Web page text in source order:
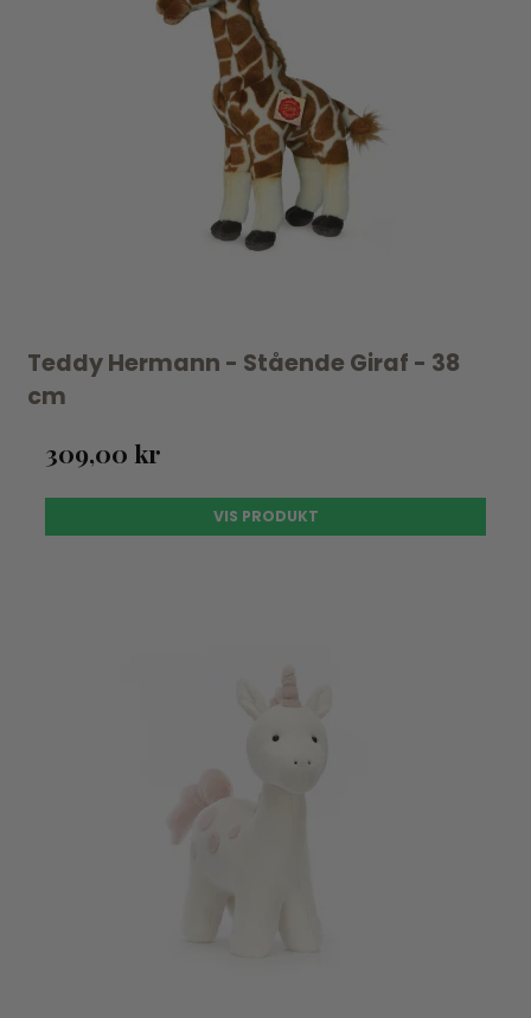
Teddy Hermann - Stående Giraf - 38
cm
309,00 kr
VIS PRODUKT